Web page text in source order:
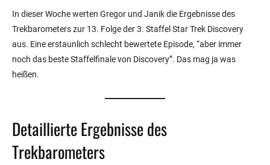
In dieser Woche werten Gregor und Janik die Ergebnisse des
Trekbarometers zur 13. Folge der 3. Staffel Star Trek Discovery
aus. Eine erstaunlich schlecht bewertete Episode, “aber immer
noch das beste Staffelfinale von Discovery”. Das mag ja was
heißen.
Detaillierte Ergebnisse des
Trekbarometers